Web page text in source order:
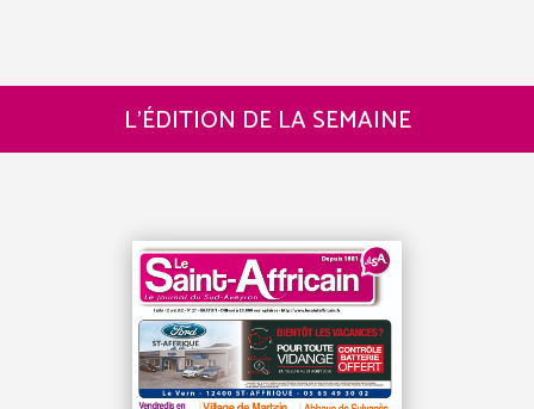
L’ÉDITION DE LA SEMAINE